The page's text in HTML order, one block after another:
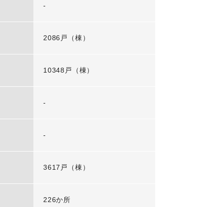
-
2086戸（棟）
10348戸（棟）
-
-
3617戸（棟）
226か所